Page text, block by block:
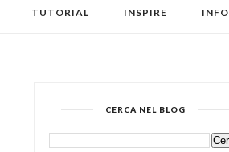
TUTORIAL INSPIRE INFO
CERCA NEL BLOG